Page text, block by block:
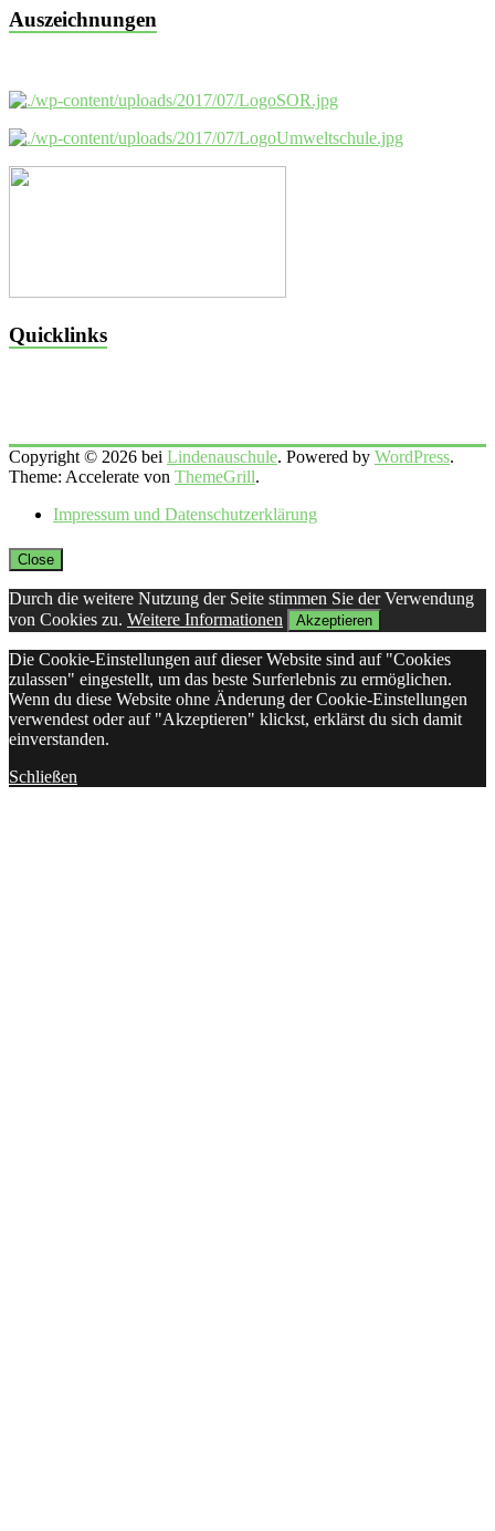
Auszeichnungen
Quicklinks
Copyright © 2026 bei Lindenauschule. Powered by WordPress.
Theme: Accelerate von ThemeGrill.
Impressum und Datenschutzerklärung
Close
Durch die weitere Nutzung der Seite stimmen Sie der Verwendung
von Cookies zu. Weitere Informationen Akzeptieren
Die Cookie-Einstellungen auf dieser Website sind auf "Cookies
zulassen" eingestellt, um das beste Surferlebnis zu ermöglichen.
Wenn du diese Website ohne Änderung der Cookie-Einstellungen
verwendest oder auf "Akzeptieren" klickst, erklärst du sich damit
einverstanden.
Schließen